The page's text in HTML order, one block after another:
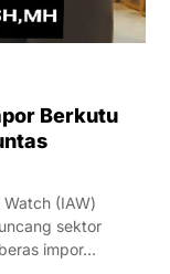
Berkutu
(IAW)
sektor
impor…